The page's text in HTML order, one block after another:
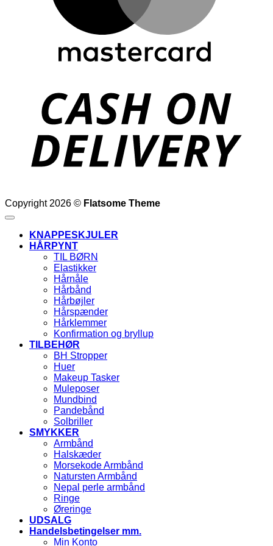
Copyright 2026 © Flatsome Theme
KNAPPESKJULER
HÅRPYNT
TIL BØRN
Elastikker
Hårnåle
Hårbånd
Hårbøjler
Hårspænder
Hårklemmer
Konfirmation og bryllup
TILBEHØR
BH Stropper
Huer
Makeup Tasker
Muleposer
Mundbind
Pandebånd
Solbriller
SMYKKER
Armbånd
Halskæder
Morsekode Armbånd
Natursten Armbånd
Nepal perle armbånd
Ringe
Øreringe
UDSALG
Handelsbetingelser mm.
Min Konto